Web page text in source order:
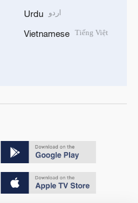
Urdu اردو
Vietnamese Tiếng Việt